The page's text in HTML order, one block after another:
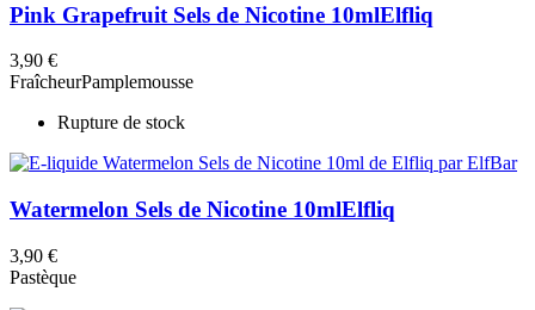
Pink Grapefruit Sels de Nicotine 10mlElfliq
3,90 €
FraîcheurPamplemousse
Rupture de stock
Watermelon Sels de Nicotine 10mlElfliq
3,90 €
Pastèque